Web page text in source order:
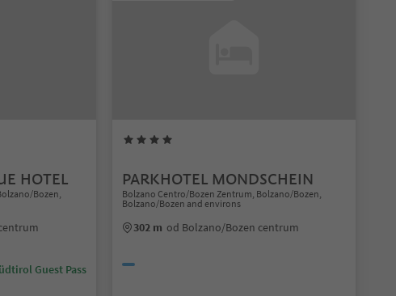
HOTEL
Bozen,
Guest Pass
PARKHOTEL MONDSCHEIN
Bolzano Centro/Bozen Zentrum, Bolzano/Bozen,
Bolzano/Bozen and environs
302 m od Bolzano/Bozen centrum